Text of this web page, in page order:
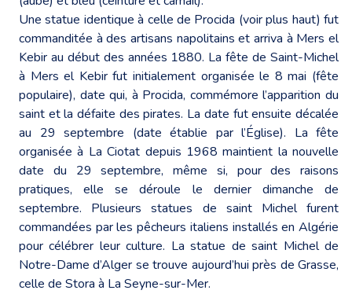
Une statue identique à celle de Procida (voir plus haut) fut
commanditée à des artisans napolitains et arriva à Mers el
Kebir au début des années 1880. La fête de Saint-Michel
à Mers el Kebir fut initialement organisée le 8 mai (fête
populaire), date qui, à Procida, commémore l’apparition du
saint et la défaite des pirates. La date fut ensuite décalée
au 29 septembre (date établie par l’Église). La fête
organisée à La Ciotat depuis 1968 maintient la nouvelle
date du 29 septembre, même si, pour des raisons
pratiques, elle se déroule le dernier dimanche de
septembre. Plusieurs statues de saint Michel furent
commandées par les pêcheurs italiens installés en Algérie
pour célébrer leur culture. La statue de saint Michel de
Notre-Dame d’Alger se trouve aujourd’hui près de Grasse,
celle de Stora à La Seyne-sur-Mer.